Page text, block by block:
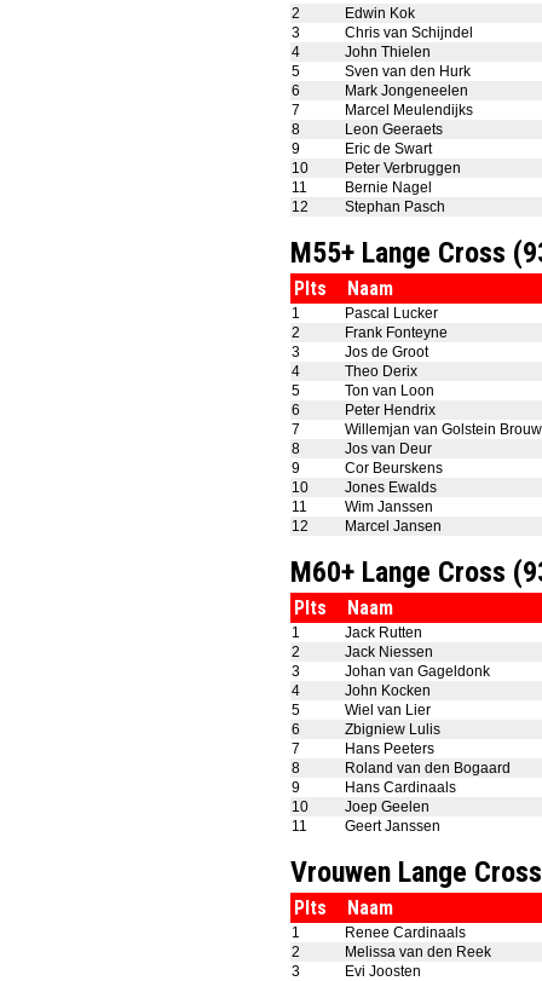
2
Edwin Kok
3
Chris van Schijndel
4
John Thielen
5
Sven van den Hurk
6
Mark Jongeneelen
7
Marcel Meulendijks
8
Leon Geeraets
9
Eric de Swart
10
Peter Verbruggen
11
Bernie Nagel
12
Stephan Pasch
M55+ Lange Cross
Plts Naam
1
Pascal Lucker
2
Frank Fonteyne
3
Jos de Groot
4
Theo Derix
5
Ton van Loon
6
Peter Hendrix
7
Willemjan van Golstein
8
Jos van Deur
9
Cor Beurskens
10
Jones Ewalds
11
Wim Janssen
12
Marcel Jansen
M60+ Lange Cross
Plts Naam
1
Jack Rutten
2
Jack Niessen
3
Johan van Gageldonk
4
John Kocken
5
Wiel van Lier
6
Zbigniew Lulis
7
Hans Peeters
8
Roland van den Bogaard
9
Hans Cardinaals
10
Joep Geelen
11
Geert Janssen
Vrouwen Lange
Plts Naam
1
Renee Cardinaals
2
Melissa van den Reek
3
Evi Joosten